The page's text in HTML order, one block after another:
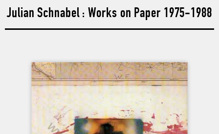
Julian Schnabel : Works on Paper 1975-1988